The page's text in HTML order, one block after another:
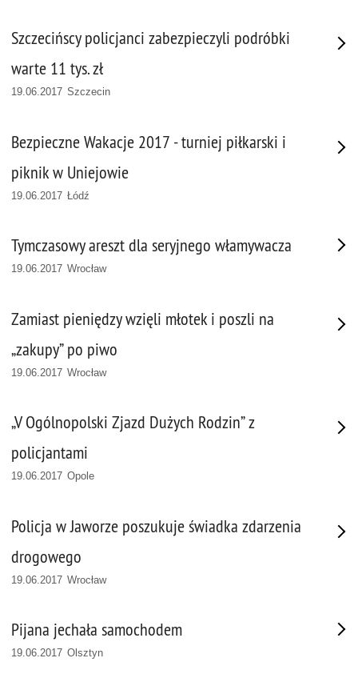
Szczecińscy policjanci zabezpieczyli podróbki
warte 11 tys. zł
19.06.2017 Szczecin
Bezpieczne Wakacje 2017 - turniej piłkarski i
piknik w Uniejowie
19.06.2017 Łódź
Tymczasowy areszt dla seryjnego włamywacza
19.06.2017 Wrocław
Zamiast pieniędzy wzięli młotek i poszli na
„zakupy” po piwo
19.06.2017 Wrocław
„V Ogólnopolski Zjazd Dużych Rodzin” z
policjantami
19.06.2017 Opole
Policja w Jaworze poszukuje świadka zdarzenia
drogowego
19.06.2017 Wrocław
Pijana jechała samochodem
19.06.2017 Olsztyn